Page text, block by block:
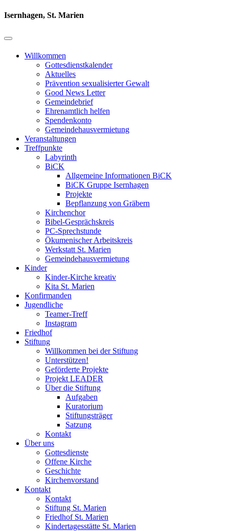
Isernhagen, St. Marien
Willkommen
Gottesdienstkalender
Aktuelles
Prävention sexualisierter Gewalt
Good News Letter
Gemeindebrief
Ehrenamtlich helfen
Spendenkonto
Gemeindehausvermietung
Veranstaltungen
Treffpunkte
Labyrinth
BiCK
Allgemeine Informationen BiCK
BiCK Gruppe Isernhagen
Projekte
Bepflanzung von Gräbern
Kirchenchor
Bibel-Gesprächskreis
PC-Sprechstunde
Ökumenischer Arbeitskreis
Werkstatt St. Marien
Gemeindehausvermietung
Kinder
Kinder-Kirche kreativ
Kita St. Marien
Konfirmanden
Jugendliche
Teamer-Treff
Instagram
Friedhof
Stiftung
Willkommen bei der Stiftung
Unterstützen!
Geförderte Projekte
Projekt LEADER
Über die Stiftung
Aufgaben
Kuratorium
Stiftungsträger
Satzung
Kontakt
Über uns
Gottesdienste
Offene Kirche
Geschichte
Kirchenvorstand
Kontakt
Kontakt
Stiftung St. Marien
Friedhof St. Marien
Kindertagesstätte St. Marien